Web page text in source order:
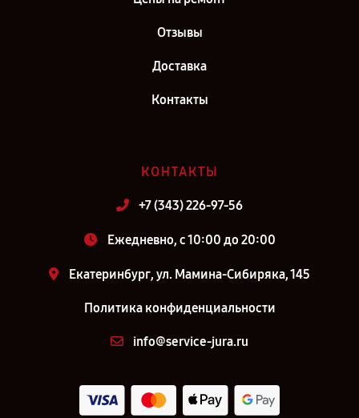
Отзывы
Доставка
Контакты
КОНТАКТЫ
+7 (343) 226-97-56
Ежедневно, с 10:00 до 20:00
Екатеринбург, ул. Мамина-Сибиряка, 145
Политика конфиденциальности
info@service-jura.ru